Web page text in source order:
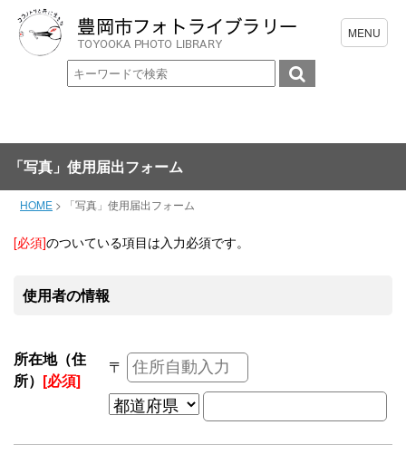
「写真」使用届出フォーム
HOME > 「写真」使用届出フォーム
[必須]のついている項目は入力必須です。
使用者の情報
所在地（住
所） [必須]
〒